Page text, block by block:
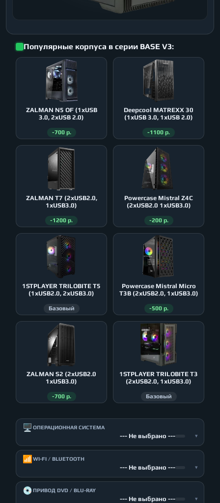
Популярные корпуса в серии BASE V3:
ZALMAN N5 OF (1xUSB
3.0, 2xUSB 2.0)
-700 р.
Deepcool MATREXX 30
(1xUSB 3.0, 1xUSB 2.0)
-1100 р.
ZALMAN T7 (2xUSB2.0,
1xUSB3.0)
-1200 р.
Powercase Mistral Z4С
(2xUSB2.0 1xUSB3.0)
-200 р.
1STPLAYER TRILOBITE T5
(1xUSB2.0, 2xUSB3.0)
Базовый
Powercase Mistral Micro
T3B (2xUSB2.0, 1xUSB3.0)
-500 р.
ZALMAN S2 (2xUSB2.0
1xUSB3.0)
-700 р.
1STPLAYER TRILOBITE T3
(2xUSB2.0, 1xUSB3.0)
Базовый
🖥️ ОПЕРАЦИОННАЯ СИСТЕМА
--- Не выбрано --- ▾
📶 WI-FI / BLUETOOTH
--- Не выбрано --- ▾
💿ПРИВОД DVD / BLU-RAY
--- Не выбрано --- ▾